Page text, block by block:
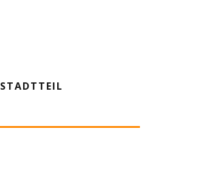
STADTTEIL